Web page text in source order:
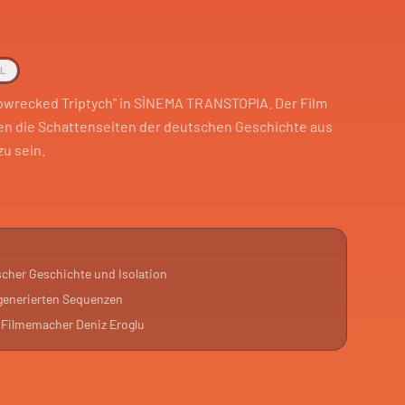
Triptych" in SİNEMA TRANSTOPIA. Der Film
die Schattenseiten der deutschen Geschichte aus
sein.
das feiert, während die Bewohner schlafen.
Überleben in einer Ödnis.
VHS und KI-generierten Sequenzen. Ein
Geschichte und Isolation
Sequenzen
Deniz Eroglu